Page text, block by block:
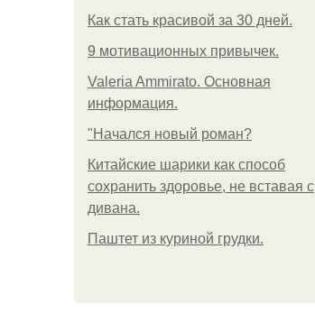
Как стать красивой за 30 дней.
9 мотивационных привычек.
Valeria Ammirato. Основная
информация.
"Начался новый роман?
Китайские шарики как способ
сохранить здоровье, не вставая с
дивана.
Паштет из куриной грудки.